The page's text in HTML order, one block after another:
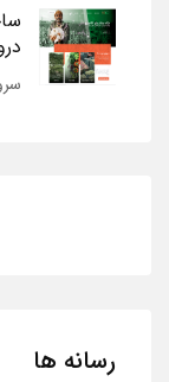
رسانه ها